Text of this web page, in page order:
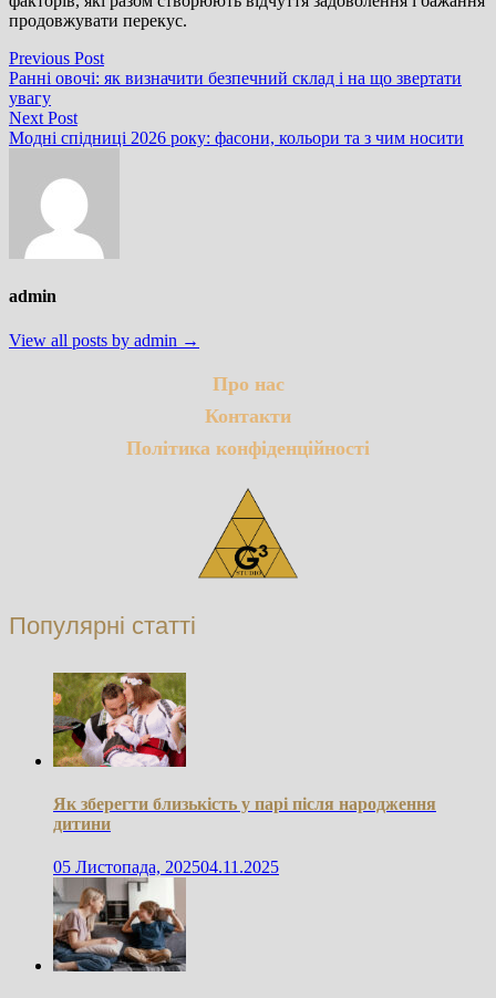
продовжувати перекус.
Навігація
записів
Previous PostPrevious
post:
Ранні овочі: як визначити безпечний склад і на що звертати
увагу
Next PostNext
post:
Модні спідниці 2026 року: фасони, кольори та з чим носити
admin
View all posts by admin →
Про нас
Контакти
Політика конфіденційності
Популярні статті
Як зберегти близькість у парі після народження
дитини
05 Листопада, 202504.11.2025